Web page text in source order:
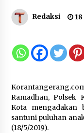
Redaksi 18
Ramadhan, Polsek
Kota mengadakan
santuni puluhan
(18/5/2019).